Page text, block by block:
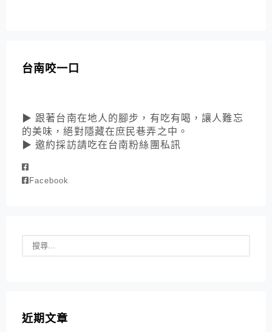
台南咬一口
▶ 跟著台南在地人的腳步，有吃有喝，讓人難忘
的美味，絕對隱藏在庶民巷弄之中。
▶ 邀約採訪請吃在台南粉絲團私訊
Facebook
近期文章